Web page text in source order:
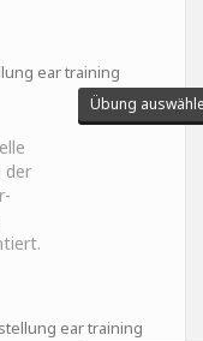
ear training
der
Übung
ear training